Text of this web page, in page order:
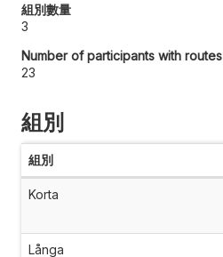
組別數量
3
Number of participants with routes
23
組別
組別
Korta
Långa